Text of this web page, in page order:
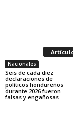
Nacionales
Seis de cada diez
declaraciones de
políticos hondureños
durante 2026 fueron
falsas y engañosas